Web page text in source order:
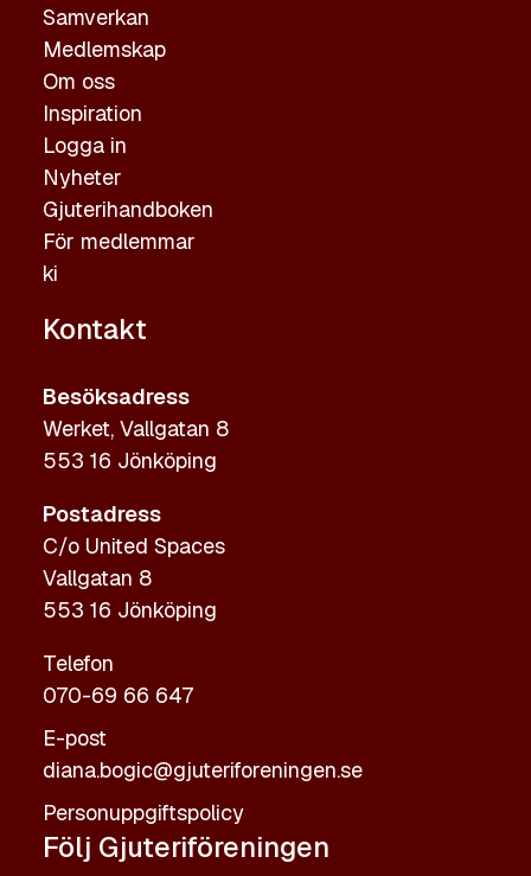
Samverkan
Medlemskap
Om oss
Inspiration
Logga in
Nyheter
Gjuterihandboken
För medlemmar
ki
Kontakt
Besöksadress
Werket, Vallgatan 8
553 16 Jönköping
Postadress
C/o United Spaces
Vallgatan 8
553 16 Jönköping
Telefon
070-69 66 647
E-post
diana.bogic@gjuteriforeningen.se
Personuppgiftspolicy
Följ Gjuteriföreningen